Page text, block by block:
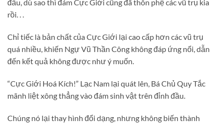
đấu, dù sao thì đám Cực Giới cũng đã thôn phệ các vũ trụ kia
rồi. . .
Chỉ tiếc là bản chất của Cực Giới lại cao cấp hơn các vũ trụ
quá nhiều, khiến Ngự Vũ Thần Công không đáp ứng nổi, dẫn
đến kết quả không được như ý muốn.
“Cực Giới Hoá Kích!” Lạc Nam lại quát lên, Bá Chủ Quy Tắc
mãnh liệt xông thẳng vào đám sinh vật trên đỉnh đầu.
Chúng nó lại thay hình đổi dạng, nhưng không biến thành